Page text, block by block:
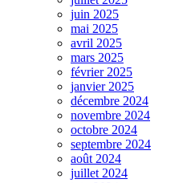
juin 2025
mai 2025
avril 2025
mars 2025
février 2025
janvier 2025
décembre 2024
novembre 2024
octobre 2024
septembre 2024
août 2024
juillet 2024